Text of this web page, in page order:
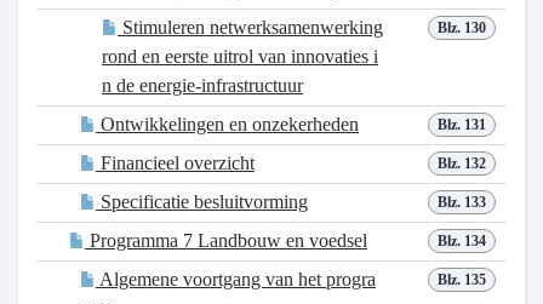
Blz. 130
Stimuleren netwerksamenwerking
rond en eerste uitrol van innovaties i
n de energie-infrastructuur
Blz. 131
Ontwikkelingen en onzekerheden
Blz. 132
Financieel overzicht
Blz. 133
Specificatie besluitvorming
Blz. 134
Programma 7 Landbouw en voedsel
Blz. 135
Algemene voortgang van het progra